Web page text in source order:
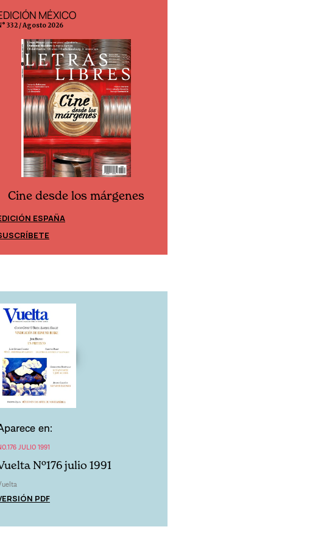
MÉXICO
332 / Agosto 2026
Cine desde los márgenes
ESPAÑA
en:
JULIO 1991
Nº176 julio 1991
PDF